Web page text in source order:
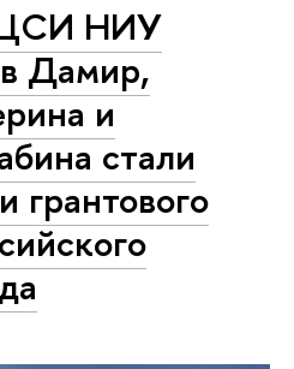
ЦСИ НИУ
Дамир,
и
стали
грантового